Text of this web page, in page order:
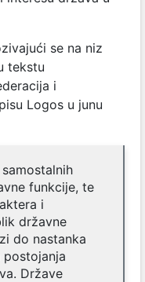
se na niz
tekstu
i
Logos u junu
funkcije, te
i
državne
do nastanka
Države